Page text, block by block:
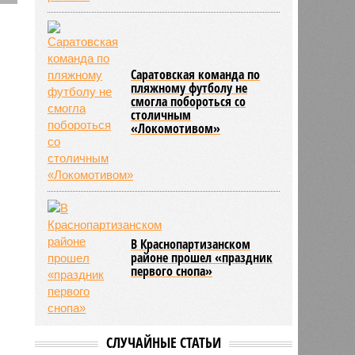
Саратовская команда по
пляжному футболу не
смогла побороться со
столичным
«Локомотивом»
В Краснопартизанском
районе прошел «праздник
первого снопа»
СЛУЧАЙНЫЕ СТАТЬИ